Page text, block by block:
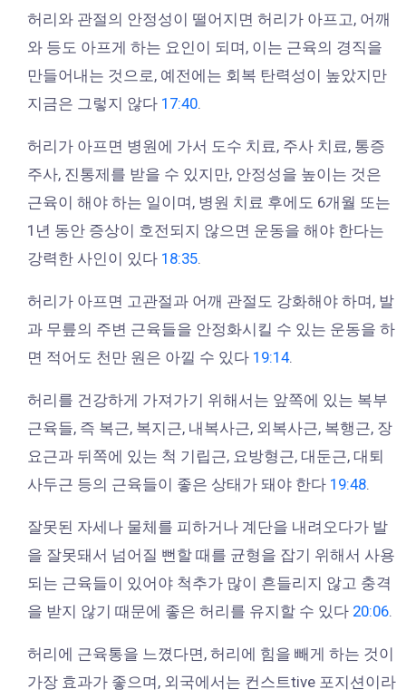
허리와 관절의 안정성이 떨어지면 허리가 아프고, 어깨
와 등도 아프게 하는 요인이 되며, 이는 근육의 경직을
만들어내는 것으로, 예전에는 회복 탄력성이 높았지만
지금은 그렇지 않다 17:40
허리가 아프면 병원에 가서 도수 치료, 주사 치료, 통증
주사, 진통제를 받을 수 있지만, 안정성을 높이는 것은
근육이 해야 하는 일이며, 병원 치료 후에도 6개월 또는
1년 동안 증상이 호전되지 않으면 운동을 해야 한다는
강력한 사인이 있다 18:35
허리가 아프면 고관절과 어깨 관절도 강화해야 하며, 발
과 무릎의 주변 근육들을 안정화시킬 수 있는 운동을 하
면 적어도 천만 원은 아낄 수 있다 19:14.
허리를 건강하게 가져가기 위해서는 앞쪽에 있는 복부
근육들, 즉 복근, 복지근, 내복사근, 외복사근, 복행근, 장
요근과 뒤쪽에 있는 척 기립근, 요방형근, 대둔근, 대퇴
사두근 등의 근육들이 좋은 상태가 돼야 한다 19:48
잘못된 자세나 물체를 피하거나 계단을 내려오다가 발
을 잘못돼서 넘어질 뻔할 때를 균형을 잡기 위해서 사용
되는 근육들이 있어야 척추가 많이 흔들리지 않고 충격
을 받지 않기 때문에 좋은 허리를 유지할 수 있다 20:06
허리에 근육통을 느꼈다면, 허리에 힘을 빼게 하는 것이
가장 효과가 좋으며, 외국에서는 컨스트tive 포지션이라